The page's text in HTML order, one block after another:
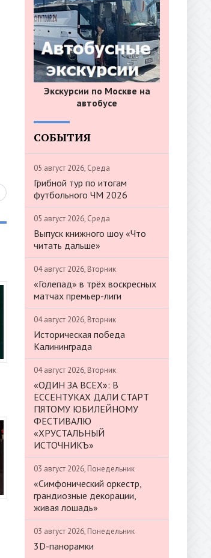
Экскурсии по Москве на
автобусе
СОБЫТИЯ
05 август 2026, Среда
Грибной тур по итогам
футбольного ЧМ 2026
05 август 2026, Среда
Выпуск книжного шоу «Что
читать дальше»
04 август 2026, Вторник
«Голепад» в трёх воскресных
матчах премьер-лиги
04 август 2026, Вторник
Историческая победа
Калининграда
04 август 2026, Вторник
«ОДИН ЗА ВСЕХ»: В
ЕССЕНТУКАХ ДАЛИ СТАРТ
ПЯТОМУ ЮБИЛЕЙНОМУ
ФЕСТИВАЛЮ
«ХРУСТАЛЬНЫЙ
ИСТОЧНИКЪ»
03 август 2026, Понедельник
«Симфонический оркестр,
грандиозные декорации,
живая лошадь»
03 август 2026, Понедельник
3D-панорамки